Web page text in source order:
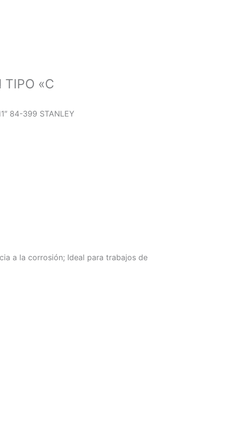
TIPO «C
84-399 STANLEY
a la corrosión; Ideal para trabajos de